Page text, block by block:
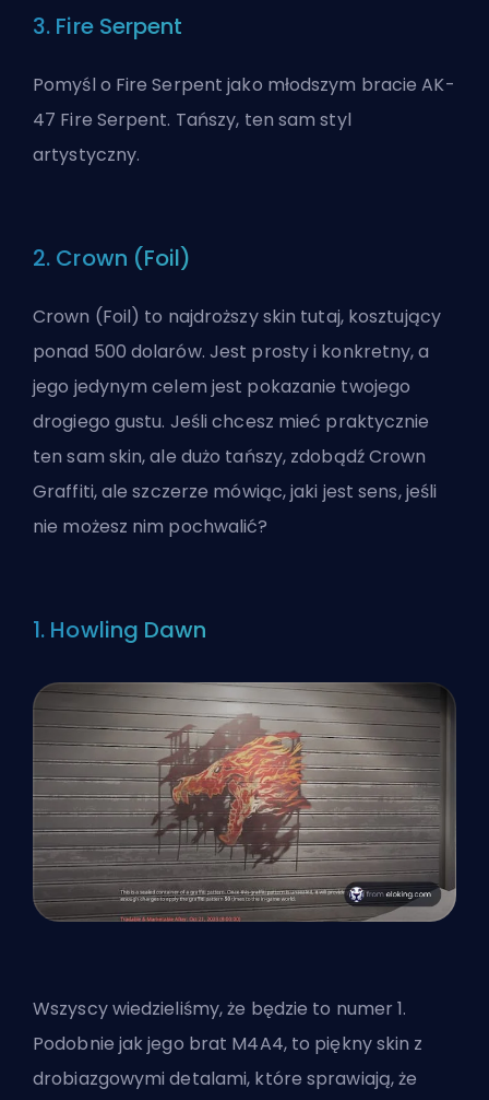
3. Fire Serpent
Pomyśl o Fire Serpent jako młodszym bracie AK-
47 Fire Serpent. Tańszy, ten sam styl
artystyczny.
2. Crown (Foil)
Crown (Foil) to najdroższy skin tutaj, kosztujący
ponad 500 dolarów. Jest prosty i konkretny, a
jego jedynym celem jest pokazanie twojego
drogiego gustu. Jeśli chcesz mieć praktycznie
ten sam skin, ale dużo tańszy, zdobądź Crown
Graffiti, ale szczerze mówiąc, jaki jest sens, jeśli
nie możesz nim pochwalić?
1. Howling Dawn
Wszyscy wiedzieliśmy, że będzie to numer 1.
Podobnie jak jego brat M4A4, to piękny skin z
drobiazgowymi detalami, które sprawiają, że